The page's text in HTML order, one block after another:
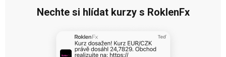
Nechte si hlídat kurzy s RoklenFx